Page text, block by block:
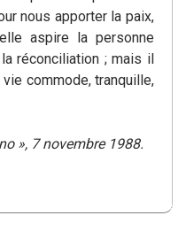
nous apporter la paix,
aspire la personne
réconciliation ; mais il
commode, tranquille,
», 7 novembre 1988.